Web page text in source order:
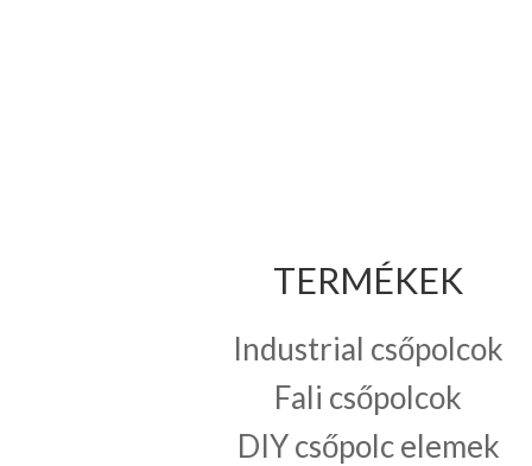
TERMÉKEK
Industrial csőpolcok
Fali csőpolcok
DIY csőpolc elemek